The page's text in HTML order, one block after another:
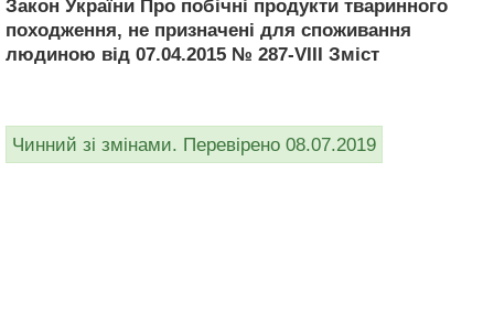
Закон України Про побічні продукти тваринного
походження, не призначені для споживання
людиною від 07.04.2015 № 287-VIII Зміст
Чинний зі змінами. Перевірено 08.07.2019